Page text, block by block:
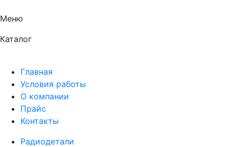
Меню
Каталог
Главная
Условия работы
О компании
Прайс
Контакты
Радиодетали